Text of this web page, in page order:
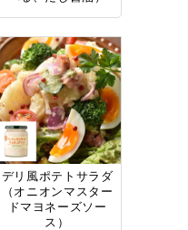
デリ風ポテトサラダ
（オニオンマスター
ドマヨネーズソー
ス）